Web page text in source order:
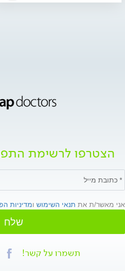
הצטרפו לרשימת
אני מאשר/ת את תנאי השימוש ומדיניות
שלח
תשמרו על קשר!